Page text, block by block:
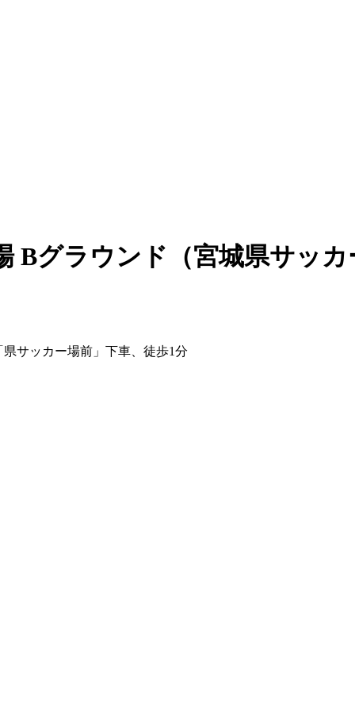
Bグラウンド（宮城県サッカ
サッカー場前」下車、徒歩1分